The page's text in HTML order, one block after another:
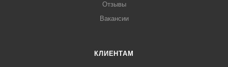
Отзывы
Вакансии
КЛИЕНТАМ